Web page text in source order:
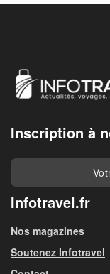
Inscription à
Infotravel.fr
Nos magazines
Soutenez Infotravel